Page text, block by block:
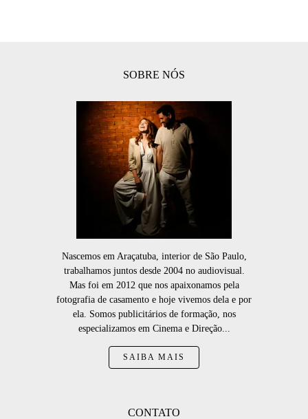
SOBRE NÓS
Nascemos em Araçatuba, interior de São Paulo,
trabalhamos juntos desde 2004 no audiovisual.
Mas foi em 2012 que nos apaixonamos pela
fotografia de casamento e hoje vivemos dela e por
ela. Somos publicitários de formação, nos
especializamos em Cinema e Direção...
SAIBA MAIS
CONTATO